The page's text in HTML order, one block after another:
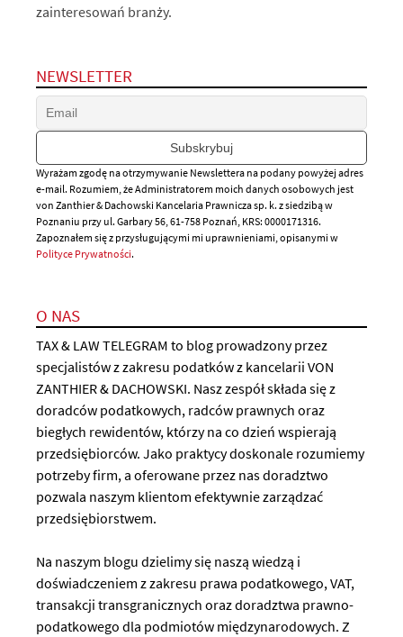
zainteresowań branży.
NEWSLETTER
Wyrażam zgodę na otrzymywanie Newslettera na podany powyżej adres
e-mail. Rozumiem, że Administratorem moich danych osobowych jest
von Zanthier & Dachowski Kancelaria Prawnicza sp. k. z siedzibą w
Poznaniu przy ul. Garbary 56, 61-758 Poznań, KRS: 0000171316.
Zapoznałem się z przysługującymi mi uprawnieniami, opisanymi w
Polityce Prywatności.
O NAS
TAX & LAW TELEGRAM to blog prowadzony przez
specjalistów z zakresu podatków z kancelarii VON
ZANTHIER & DACHOWSKI. Nasz zespół składa się z
doradców podatkowych, radców prawnych oraz
biegłych rewidentów, którzy na co dzień wspierają
przedsiębiorców. Jako praktycy doskonale rozumiemy
potrzeby firm, a oferowane przez nas doradztwo
pozwala naszym klientom efektywnie zarządzać
przedsiębiorstwem.
Na naszym blogu dzielimy się naszą wiedzą i
doświadczeniem z zakresu prawa podatkowego, VAT,
transakcji transgranicznych oraz doradztwa prawno-
podatkowego dla podmiotów międzynarodowych. Z